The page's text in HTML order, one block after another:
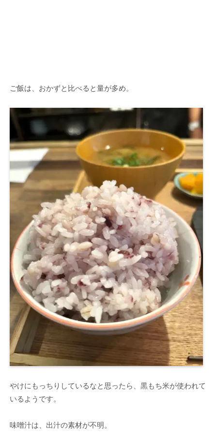
ご飯は、おかずと比べると量が多め。
やけにもっちりしているなと思ったら、黒もち米が使われて
いるようです。
味噌汁は、出汁の素材が不明。